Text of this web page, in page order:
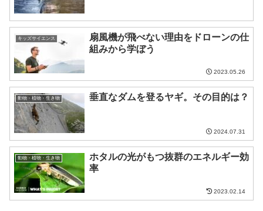
キッズサイエンス
扇風機が飛べない理由をドローンの仕
組みから学ぼう
2023.05.26
動物・植物・生き物 垂直なダムを登るヤギ。その目的は？
2024.07.31
動物・植物・生き物
ホタルの光がもつ抜群のエネルギー効
率
2023.02.14